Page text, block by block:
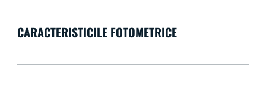
CARACTERISTICILE FOTOMETRICE